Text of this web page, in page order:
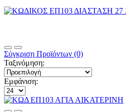
Σύγκριση Προϊόντων (0)
Ταξινόμηση:
Εμφάνιση: